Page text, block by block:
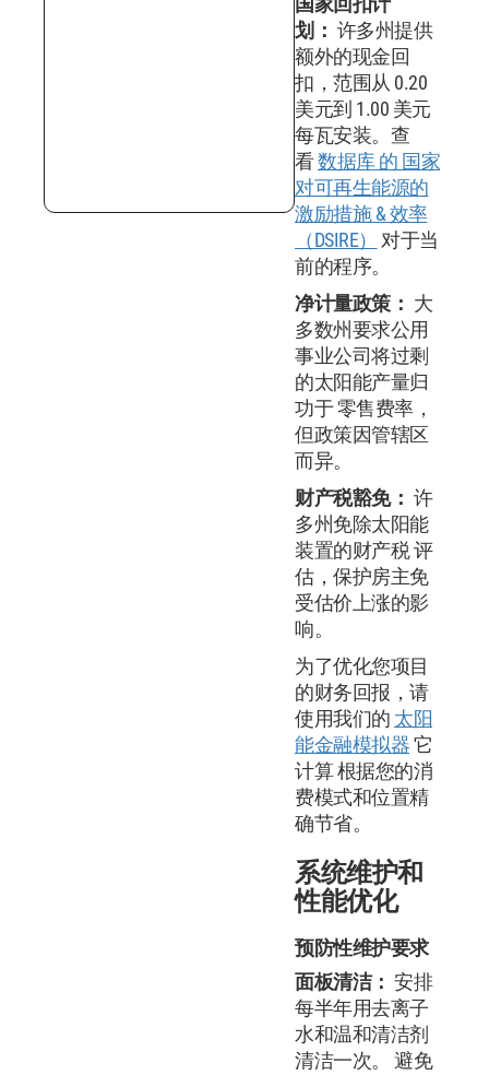
划： 许多州提供
额外的现金回
扣，范围从 0.20
美元到 1.00 美元
每瓦安装。查
看数据库 的 国家
对可再生能源的
激励措施 & 效率
（DSIRE）
对于当
前的程序。
净计量政策： 大
多数州要求公用
事业公司将过剩
的太阳能产量归
功于 零售费率，
但政策因管辖区
而异。
财产税豁免： 许
多州免除太阳能
装置的财产税 评
估，保护房主免
受估价上涨的影
响。
为了优化您项目
的财务回报，请
使用我们的 太阳
能金融模拟器它
计算 根据您的消
费模式和位置​​精
确节省。
系统维护和
性能优化
预防性维护要求
面板清洁： 安排
每半年用去离子
水和温和清洁剂
清洁一次。 避免